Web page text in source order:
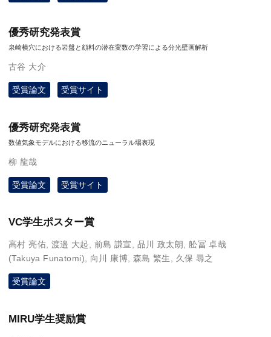
優秀研究発表賞
泉崎横穴における岩盤と顔料の潜在変数の学習による分光壁画解析
古谷 大介
受賞論文 受賞サイト
優秀研究発表賞
数値気象モデルにおける移流のニューラル場表現
柳 龍哉
受賞論文 受賞サイト
VC学生ポスター賞
高村 亮佑, 渡邉 大起, 前島 謙宣, 品川 政太朗,舩冨 卓哉
(Takuya Funatomi), 向川 康博, 森島 繁生, 久保 尋之
受賞論文
MIRU学生奨励賞